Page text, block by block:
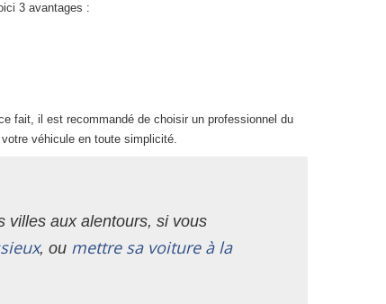
3 avantages :
fait, il est recommandé de choisir un professionnel du
véhicule en toute simplicité.
villes aux alentours, si vous
, ou mettre sa voiture à la